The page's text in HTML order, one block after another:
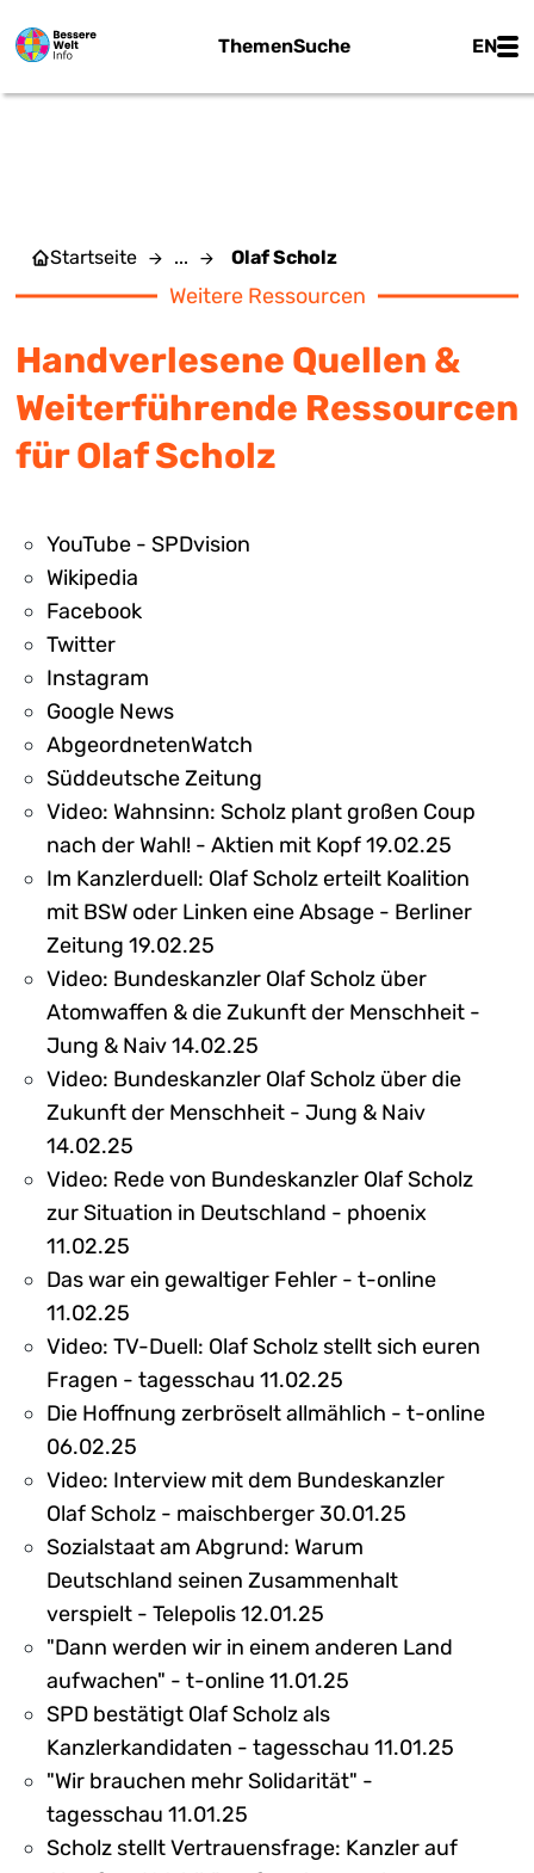
ThemenSuche EN
Startseite ... Olaf Scholz
Weitere Ressourcen
Handverlesene Quellen &
Weiterführende Ressourcen
für Olaf Scholz
YouTube - SPDvision
Wikipedia
Facebook
Twitter
Instagram
Google News
AbgeordnetenWatch
Süddeutsche Zeitung
Video: Wahnsinn: Scholz plant großen Coup
nach der Wahl! - Aktien mit Kopf 19.02.25
Im Kanzlerduell: Olaf Scholz erteilt Koalition
mit BSW oder Linken eine Absage - Berliner
Zeitung 19.02.25
Video: Bundeskanzler Olaf Scholz über
Atomwaffen & die Zukunft der Menschheit -
Jung & Naiv 14.02.25
Video: Bundeskanzler Olaf Scholz über die
Zukunft der Menschheit - Jung & Naiv
14.02.25
Video: Rede von Bundeskanzler Olaf Scholz
zur Situation in Deutschland - phoenix
11.02.25
Das war ein gewaltiger Fehler - t-online
11.02.25
Video: TV-Duell: Olaf Scholz stellt sich euren
Fragen - tagesschau 11.02.25
Die Hoffnung zerbröselt allmählich - t-online
06.02.25
Video: Interview mit dem Bundeskanzler
Olaf Scholz - maischberger 30.01.25
Sozialstaat am Abgrund: Warum
Deutschland seinen Zusammenhalt
verspielt - Telepolis 12.01.25
"Dann werden wir in einem anderen Land
aufwachen" - t-online 11.01.25
SPD bestätigt Olaf Scholz als
Kanzlerkandidaten - tagesschau 11.01.25
"Wir brauchen mehr Solidarität" -
tagesschau 11.01.25
Scholz stellt Vertrauensfrage: Kanzler auf